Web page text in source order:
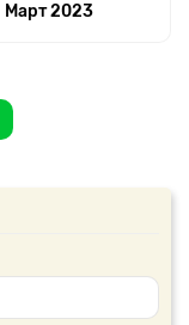
Март 2023